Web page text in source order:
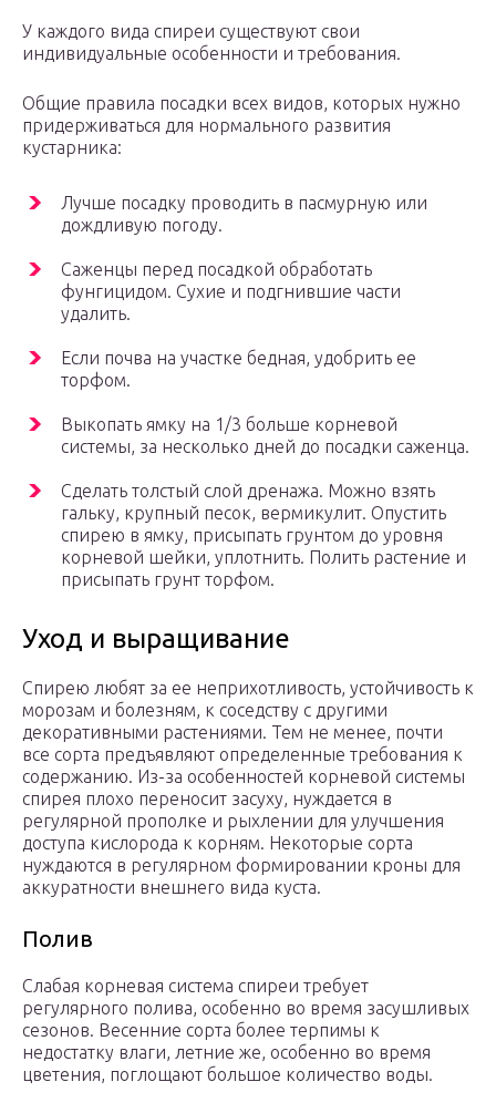
У каждого вида спиреи существуют свои
индивидуальные особенности и требования.
Общие правила посадки всех видов, которых нужно
придерживаться для нормального развития
кустарника:
Лучше посадку проводить в пасмурную или
дождливую погоду.
Саженцы перед посадкой обработать
фунгицидом. Сухие и подгнившие части
удалить.
Если почва на участке бедная, удобрить ее
торфом.
Выкопать ямку на 1/3 больше корневой
системы, за несколько дней до посадки саженца.
Сделать толстый слой дренажа. Можно взять
гальку, крупный песок, вермикулит. Опустить
спирею в ямку, присыпать грунтом до уровня
корневой шейки, уплотнить. Полить растение и
присыпать грунт торфом.
Уход и выращивание
Спирею любят за ее неприхотливость, устойчивость к
морозам и болезням, к соседству с другими
декоративными растениями. Тем не менее, почти
все сорта предъявляют определенные требования к
содержанию. Из-за особенностей корневой системы
спирея плохо переносит засуху, нуждается в
регулярной прополке и рыхлении для улучшения
доступа кислорода к корням. Некоторые сорта
нуждаются в регулярном формировании кроны для
аккуратности внешнего вида куста.
Полив
Слабая корневая система спиреи требует
регулярного полива, особенно во время засушливых
сезонов. Весенние сорта более терпимы к
недостатку влаги, летние же, особенно во время
цветения, поглощают большое количество воды.